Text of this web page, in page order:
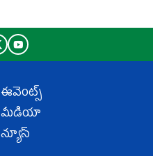
ఈవెంట్స్
మీడియా
న్యూస్